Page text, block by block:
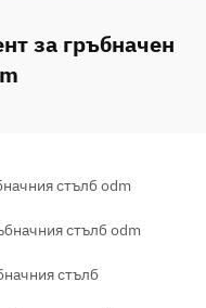
за гръбначен
стълб odm
стълб odm
стълб